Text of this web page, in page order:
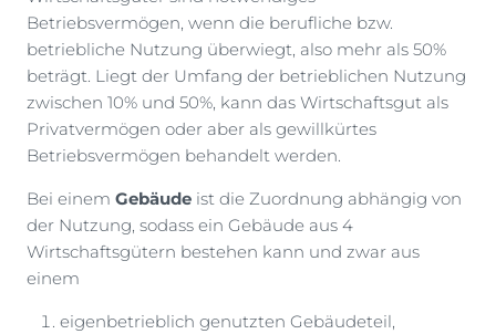
Betriebsvermögen, wenn die berufliche bzw.
betriebliche Nutzung überwiegt, also mehr als 50%
beträgt. Liegt der Umfang der betrieblichen Nutzung
zwischen 10% und 50%, kann das Wirtschaftsgut als
Privatvermögen oder aber als gewillkürtes
Betriebsvermögen behandelt werden.
Bei einem Gebäude ist die Zuordnung abhängig von
der Nutzung, sodass ein Gebäude aus 4
Wirtschaftsgütern bestehen kann und zwar aus
einem
eigenbetrieblich genutzten Gebäudeteil,